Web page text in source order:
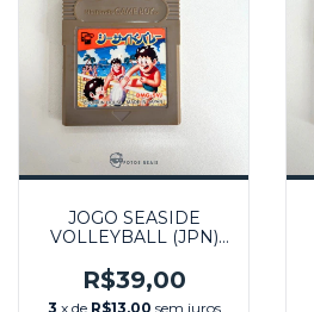
JOGO SEASIDE
VOLLEYBALL (JPN)
R$39,00
3 x de R$13,00 sem juros